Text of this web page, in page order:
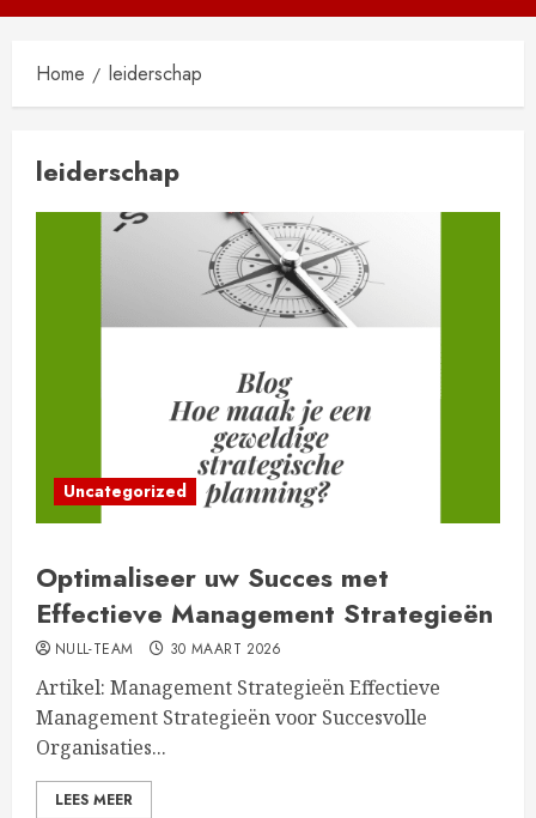
menu
Home leiderschap
leiderschap
Uncategorized
Optimaliseer uw Succes met
Effectieve Management Strategieën
NULL-TEAM 30 MAART 2026
Artikel: Management Strategieën Effectieve
Management Strategieën voor Succesvolle
Organisaties...
LEES MEER